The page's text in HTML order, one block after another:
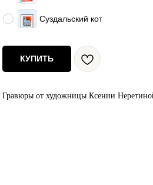
Суздальский кот
КУПИТЬ
Гравюры от художницы Ксении